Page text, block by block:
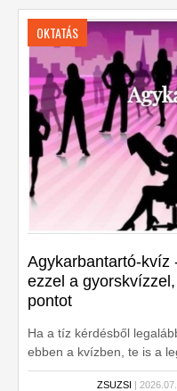
OKTATÁS
Agykarbantartó-kvíz
ezzel a
pontot
Ha a tíz kérdésből
ebben a kvízben, te is a
Készen állsz?
ZSUZSI |